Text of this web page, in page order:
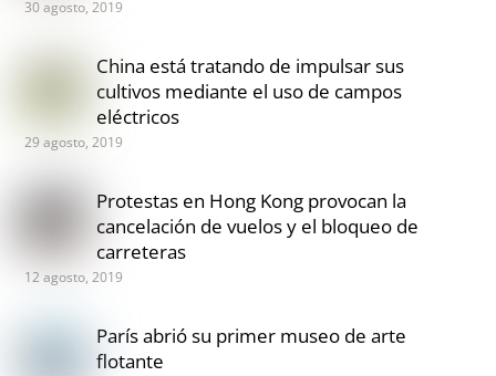
30 agosto, 2019
China está tratando de impulsar sus
cultivos mediante el uso de campos
eléctricos
29 agosto, 2019
Protestas en Hong Kong provocan la
cancelación de vuelos y el bloqueo de
carreteras
12 agosto, 2019
París abrió su primer museo de arte
flotante